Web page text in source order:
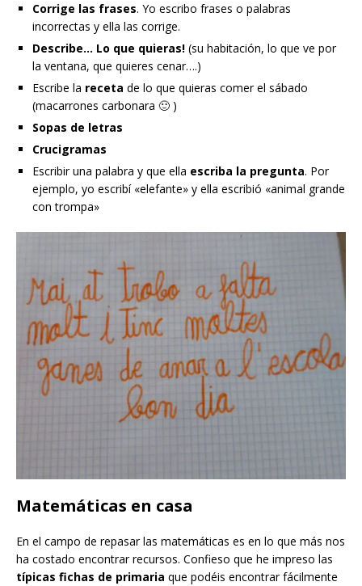
Corrige las frases. Yo escribo frases o palabras
incorrectas y ella las corrige.
Describe… Lo que quieras! (su habitación, lo que ve por
la ventana, que quieres cenar….)
Escribe la receta de lo que quieras comer el sábado
(macarrones carbonara 🙂 )
Sopas de letras
Crucigramas
Escribir una palabra y que ella escriba la pregunta. Por
ejemplo, yo escribí «elefante» y ella escribió «animal grande
con trompa»
Matemáticas en casa
En el campo de repasar las matemáticas es en lo que más nos
ha costado encontrar recursos. Confieso que he impreso las
típicas fichas de primaria que podéis encontrar fácilmente